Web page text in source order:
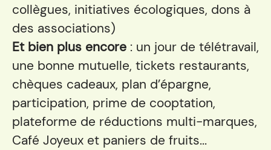
collègues, initiatives écologiques, dons à
des associations)
Et bien plus encore : un jour de télétravail,
une bonne mutuelle, tickets restaurants,
chèques cadeaux, plan d’épargne,
participation, prime de cooptation,
plateforme de réductions multi-marques,
Café Joyeux et paniers de fruits...